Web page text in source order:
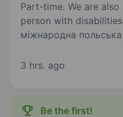
Part-time. We are
person with disabilities. Привіт! LPP —
міжнародна
та роздрібної
3 hrs. ago
Be the first!